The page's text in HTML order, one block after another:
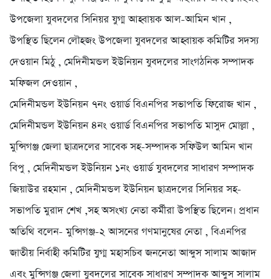
উপজেলা যুবদলের সিনিয়র যুগ্ম আহ্বায়ক আল-আমিন খান ,
উপস্থিত ছিলেন লৌহজং উপজেলা যুবদলের আহ্বায়ক কমিটির সদস্য
দেওয়ান মিঠু , মেদিনীমন্ডল ইউনিয়ন যুবদলের সাংগঠনিক সম্পাদক
মফিজল দেওয়ান ,
মেদিনীমন্ডল ইউনিয়ন ৭নং ওয়ার্ড বিএনপির সভাপতি ফিরোজ খান ,
মেদিনীমন্ডল ইউনিয়ন ৪নং ওয়ার্ড বিএনপির সভাপতি মাসুদ মোল্লা ,
মুন্সিগঞ্জ জেলা ছাত্রদলের সাবেক সহ-সম্পাদক সফিউল আমিন খান
বিপু , মেদিনীমন্ডল ইউনিয়ন ১নং ওয়ার্ড যুবদলের সাধারণ সম্পাদক
জিয়াউর রহমান , মেদিনীমন্ডল ইউনিয়ন ছাত্রদলের সিনিয়র সহ-
সভাপতি মুরাদ শেখ ,সহ অসংখ্য নেতা কর্মীরা উপস্থিত ছিলেন। প্রধান
অতিথি বলেন- মুন্সিগঞ্জ-২ আসনের গণমানুষের নেতা , বিএনপির
জাতীয় নির্বাহী কমিটির যুগ্ম মহাসচিব জননেতা আব্দুস সালাম আজাদ
এবং মুন্সিগঞ্জ জেলা যুবদলের সাবেক সাধারণ সম্পাদক আব্দুস সালাম